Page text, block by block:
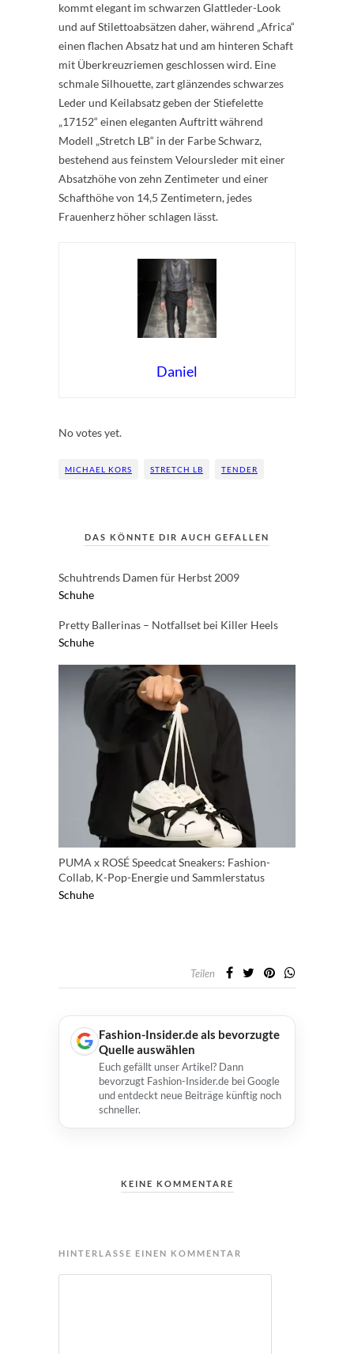
kommt elegant im schwarzen Glattleder-Look
und auf Stilettoabsätzen daher, während „Africa“
einen flachen Absatz hat und am hinteren Schaft
mit Überkreuzriemen geschlossen wird. Eine
schmale Silhouette, zart glänzendes schwarzes
Leder und Keilabsatz geben der Stiefelette
„17152“ einen eleganten Auftritt während
Modell „Stretch LB“ in der Farbe Schwarz,
bestehend aus feinstem Veloursleder mit einer
Absatzhöhe von zehn Zentimeter und einer
Schafthöhe von 14,5 Zentimetern, jedes
Frauenherz höher schlagen lässt.
Daniel
No votes yet.
MICHAEL KORS STRETCH LB TENDER
DAS KÖNNTE DIR AUCH GEFALLEN
Schuhtrends Damen für Herbst 2009
Schuhe
Pretty Ballerinas – Notfallset bei Killer Heels
Schuhe
PUMA x ROSÉ Speedcat Sneakers: Fashion-
Collab, K-Pop-Energie und Sammlerstatus
Schuhe
Teilen
Fashion-Insider.de als bevorzugte
Quelle auswählen
Euch gefällt unser Artikel? Dann
bevorzugt Fashion-Insider.de bei Google
und entdeckt neue Beiträge künftig noch
schneller.
KEINE KOMMENTARE
HINTERLASSE EINEN KOMMENTAR